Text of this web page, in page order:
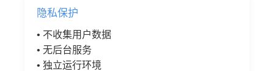
隐私保护
• 不收集用户数据
• 无后台服务
• 独立运行环境